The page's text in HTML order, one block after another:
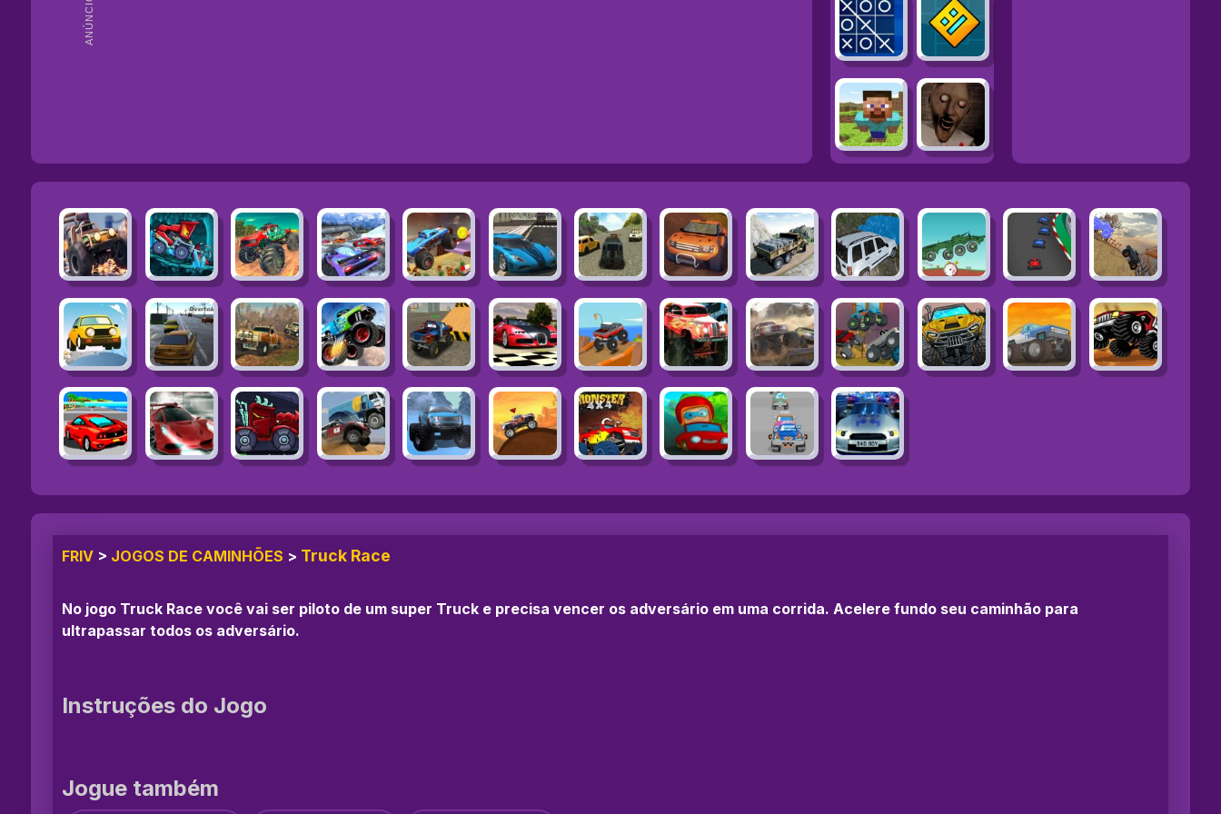
ANÚNCIOS
FRIV > JOGOS DE CAMINHÕES > Truck Race
No jogo Truck Race você vai ser piloto de um super Truck e precisa vencer os adversário em uma corrida. Acelere fundo seu caminhão para
ultrapassar todos os adversário.
Instruções do Jogo
Jogue também